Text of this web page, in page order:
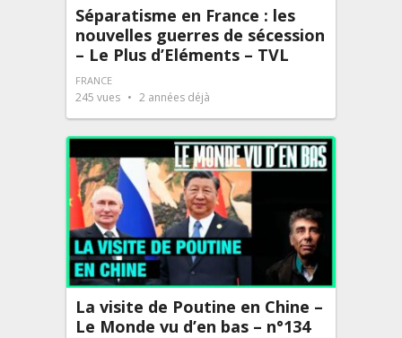
Séparatisme en France : les
nouvelles guerres de sécession
– Le Plus d’Eléments – TVL
FRANCE
245 vues 2 années déjà
La visite de Poutine en Chine –
Le Monde vu d’en bas – n°134